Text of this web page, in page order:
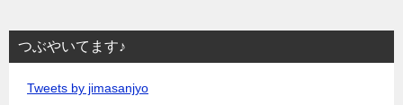
つぶやいてます♪
Tweets by jimasanjyo